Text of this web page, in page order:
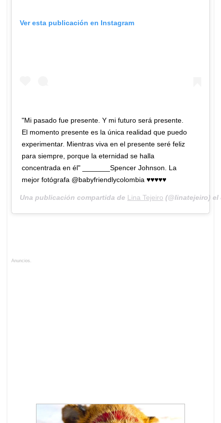
Ver esta publicación en Instagram
"Mi pasado fue presente. Y mi futuro será presente.
El momento presente es la única realidad que puedo
experimentar. Mientras viva en el presente seré feliz
para siempre, porque la eternidad se halla
concentrada en él" _______Spencer Johnson. La
mejor fotógrafa @babyfriendlycolombia ♥️♥️♥️♥️♥️
Una publicación compartida de Lina Tejeiro (@linatejeiro) el
Anuncios.